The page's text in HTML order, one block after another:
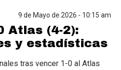
9 de Mayo de 2026 - 10:15 am
Atlas (4-2):
y estadísticas
tras vencer 1-0 al Atlas